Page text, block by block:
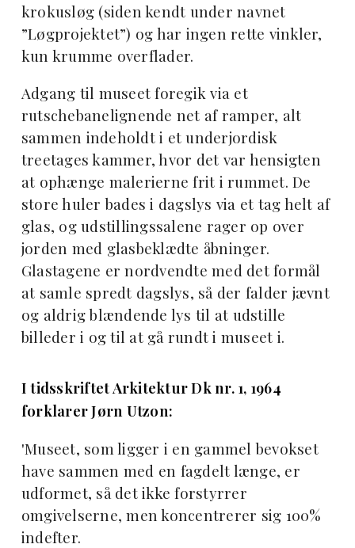
krokusløg (siden kendt under navnet
”Løgprojektet”) og har ingen rette vinkler,
kun krumme overflader.
Adgang til museet foregik via et
rutschebanelignende net af ramper, alt
sammen indeholdt i et underjordisk
treetages kammer, hvor det var hensigten
at ophænge malerierne frit i rummet. De
store huler bades i dagslys via et tag helt af
glas, og udstillingssalene rager op over
jorden med glasbeklædte åbninger.
Glastagene er nordvendte med det formål
at samle spredt dagslys, så der falder jævnt
og aldrig blændende lys til at udstille
billeder i og til at gå rundt i museet i.
I tidsskriftet Arkitektur Dk nr. 1, 1964
forklarer Jørn Utzon:
'Museet, som ligger i en gammel bevokset
have sammen med en fagdelt længe, er
udformet, så det ikke forstyrrer
omgivelserne, men koncentrerer sig 100%
indefter.